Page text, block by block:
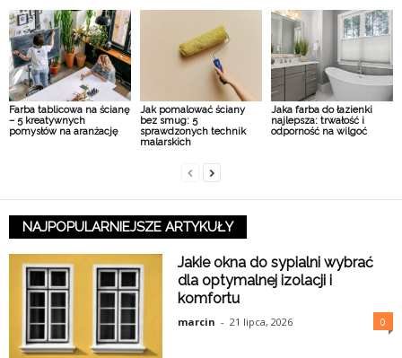
Farba tablicowa na ścianę
– 5 kreatywnych
pomysłów na aranżację
Jak pomalować ściany
bez smug: 5
sprawdzonych technik
malarskich
Jaka farba do łazienki
najlepsza: trwałość i
odporność na wilgoć
NAJPOPULARNIEJSZE ARTYKUŁY
Jakie okna do sypialni wybrać
dla optymalnej izolacji i
komfortu
marcin - 21 lipca, 2026 0